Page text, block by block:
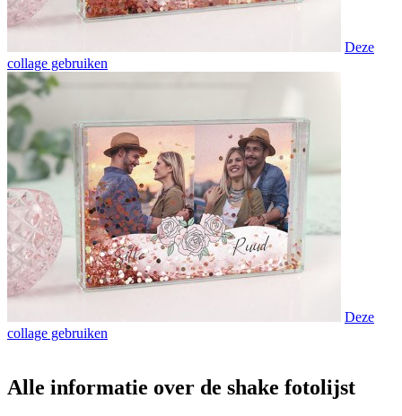
Deze
collage gebruiken
Deze
collage gebruiken
Alle informatie over de shake fotolijst